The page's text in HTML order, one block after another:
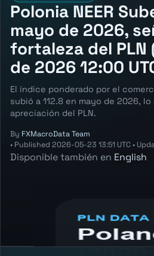
Polonia NEER
mayo de 2026,
fortaleza del PLN
de 2026 12:00
El índice ponderado por el
subió a 112.8 en mayo de 2026,
apreciación del PLN.
By FXMacroData Team
• Published 2026-05-23 13:51 UTC •
Disponible también en English
previous reading, and